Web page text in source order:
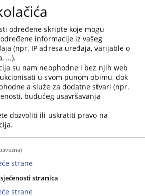
sudija možete kontaktirati
kucate
3093PREGLEDA
određene skripte koje mogu
informacije iz vašeg
(npr. IP adresa uređaja, varijable o
...).
su nam neophodne i bez njih web
u svom punom obimu, dok
a služe za dodatne stvari (npr.
budućeg usavršavanja
dozvoliti ili uskratiti pravo na
strane
stranica
strane